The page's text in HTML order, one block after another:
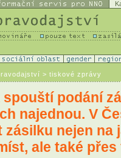
> tiskové zprávy
podání
najednou. V
zásilku nejen na
ale také přes